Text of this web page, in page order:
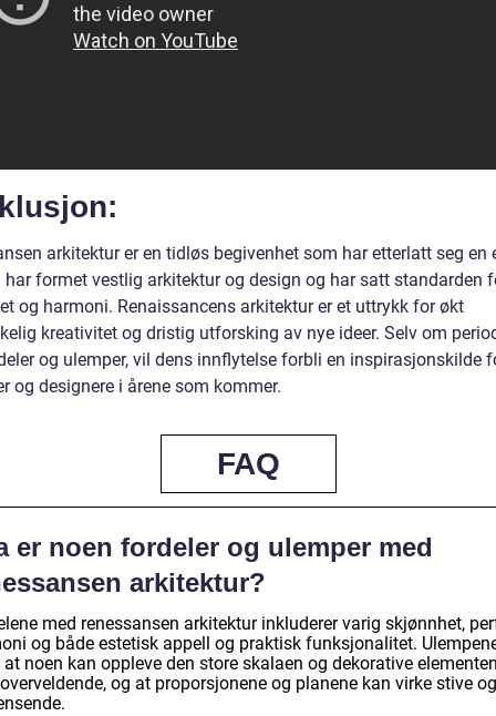
arkitektur er en tidløs begivenhet som har etterlatt seg en
har formet vestlig arkitektur og design og har satt standarden
og harmoni. Renaissancens arkitektur er et uttrykk for økt
kreativitet og dristig utforsking av nye ideer. Selv om
og ulemper, vil dens innflytelse forbli en inspirasjonskilde
og designere i årene som kommer.
FAQ
er noen fordeler og ulemper med
arkitektur?
med renessansen arkitektur inkluderer varig skjønnhet,
og både estetisk appell og praktisk funksjonalitet.
noen kan oppleve den store skalaen og dekorative
og at proporsjonene og planene kan virke stive og